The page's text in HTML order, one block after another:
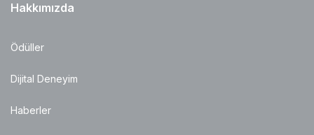
Hakkımızda
Ödüller
Dijital Deneyim
Haberler